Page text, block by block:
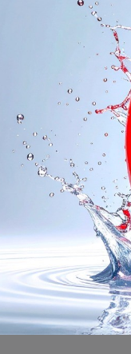
i cataloghi